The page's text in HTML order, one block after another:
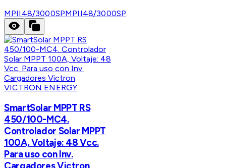
MPII48/3000SPMPII48/3000SP
VICTRON ENERGY
SmartSolar MPPT RS
450/100-MC4.
Controlador Solar MPPT
100A, Voltaje: 48 Vcc.
Para uso con Inv.
Cargadores Victron